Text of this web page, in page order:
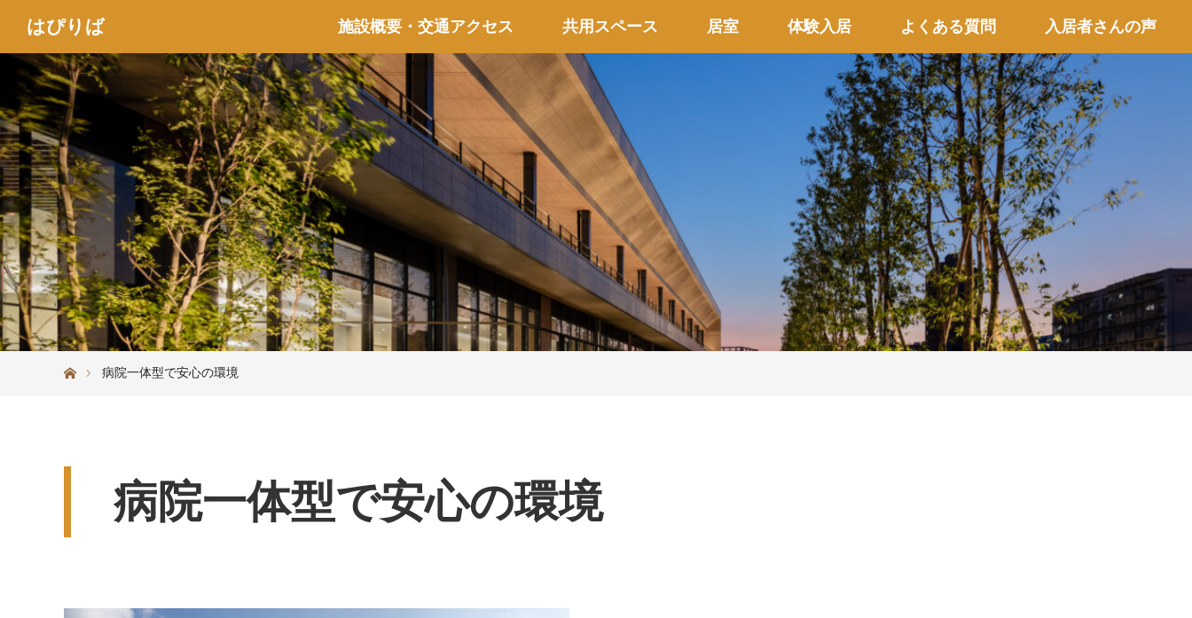
はぴりば 施設概要・交通アクセス 共用スペース 居室 体験入居 よくある質問 入居者さんの声
病院一体型で安心の環境
病院一体型で安心の環境